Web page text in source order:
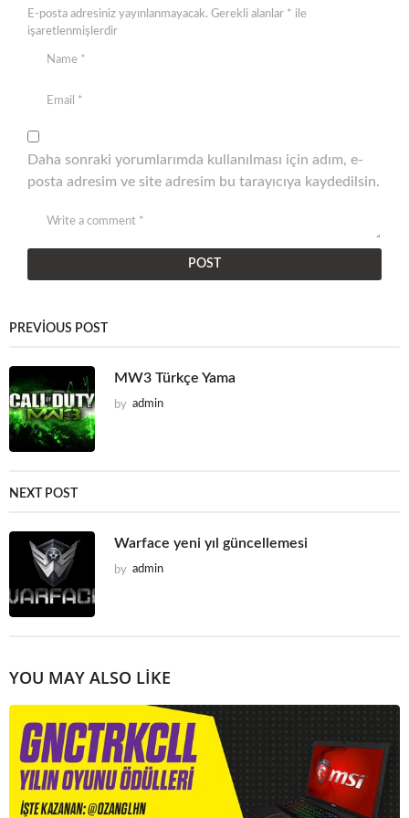
E-posta adresiniz yayınlanmayacak. Gerekli alanlar * ile
işaretlenmişlerdir
Daha sonraki yorumlarımda kullanılması için adım, e-
posta adresim ve site adresim bu tarayıcıya kaydedilsin.
PREVIOUS POST
MW3 Türkçe Yama
by admin
NEXT POST
Warface yeni yıl güncellemesi
by admin
YOU MAY ALSO LIKE